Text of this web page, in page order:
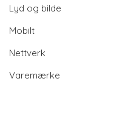
Lyd og bilde
Mobilt
Nettverk
Varemærke